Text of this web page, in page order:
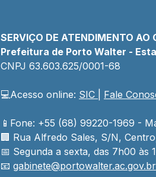
Prefeitura fomenta
distribuição de sementes e
materiais para hortas
SERVIÇO DE ATENDIMENTO AO
Prefeitura de Porto Walter -
CNPJ 63.603.625/0001-68
💻Acesso online: SIC Fale
📱Fone: +55 (68) 99220-1969 -
🏢 Rua Alfredo Sales, S/N,
📅 Segunda a sexta, das 7h00 às
📧 gabinete@portowalter.ac.gov.br